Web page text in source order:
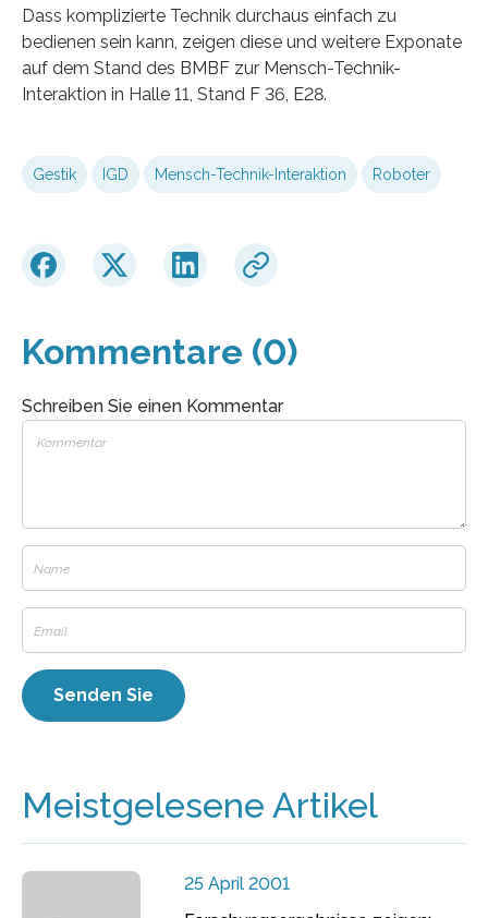
Dass komplizierte Technik durchaus einfach zu
bedienen sein kann, zeigen diese und weitere Exponate
auf dem Stand des BMBF zur Mensch-Technik-
Interaktion in Halle 11, Stand F 36, E28.
Gestik IGD Mensch-Technik-Interaktion Roboter
Kommentare (0)
Schreiben Sie einen Kommentar
Meistgelesene Artikel
25 April 2001